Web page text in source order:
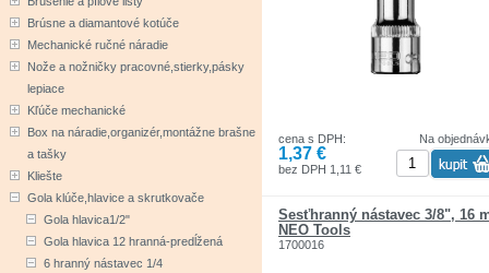
Na
cena s DPH:
1,37 €
bez DPH 1,11 €
Šesťhranný nástavec 3/8", 16
NEO Tools
1700016
Brúsne a diamantové kotúče
Mechanické ručné náradie
Nože a nožničky pracovné,stierky,pásky
lepiace
Kľúče mechanické
Box na náradie,organizér,montážne brašne
a tašky
Kliešte
Gola klúče,hlavice a skrutkovače
Gola hlavica1/2"
Gola hlavica 12 hranná-predĺžená
6 hranný nástavec 1/4